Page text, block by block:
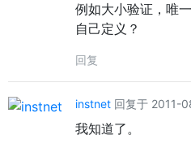
例如大小验证，唯
自己定义？
回复
instnet 回复于 2011-
我知道了。